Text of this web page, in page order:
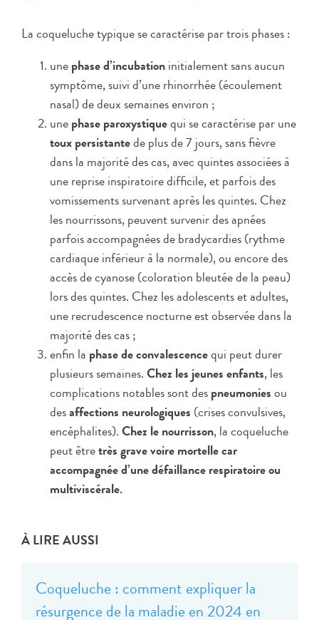
La coqueluche typique se caractérise par trois phases :
unephase d’incubationinitialement sans aucun
symptôme, suivi d’une rhinorrhée (écoulement
nasal) de deux semaines environ ;
unephase paroxystiquequi se caractérise par une
toux persistantede plus de 7 jours, sans fièvre
dans la majorité des cas, avec quintes associées à
une reprise inspiratoire difficile, et parfois des
vomissements survenant après les quintes. Chez
les nourrissons, peuvent survenir des apnées
parfois accompagnées de bradycardies (rythme
cardiaque inférieur à la normale), ou encore des
accès de cyanose (coloration bleutée de la peau)
lors des quintes. Chez les adolescents et adultes,
une recrudescence nocturne est observée dans la
majorité des cas ;
enfin la phase de convalescencequi peut durer
plusieurs semaines.Chez les jeunes enfants, les
complications notables sont despneumoniesou
desaffections neurologiques (crises convulsives,
encéphalites).Chez le nourrisson, la coqueluche
peut êtretrès grave voire mortelle car
accompagnée d’une défaillance respiratoire ou
multiviscérale.
À LIRE AUSSI
Coqueluche : comment expliquer la
résurgence de la maladie en 2024 en